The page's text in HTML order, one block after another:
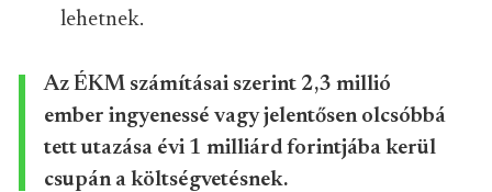
lehetnek.
Az ÉKM számításai szerint 2,3 millió
ember ingyenessé vagy jelentősen olcsóbbá
tett utazása évi 1 milliárd forintjába kerül
csupán a költségvetésnek.